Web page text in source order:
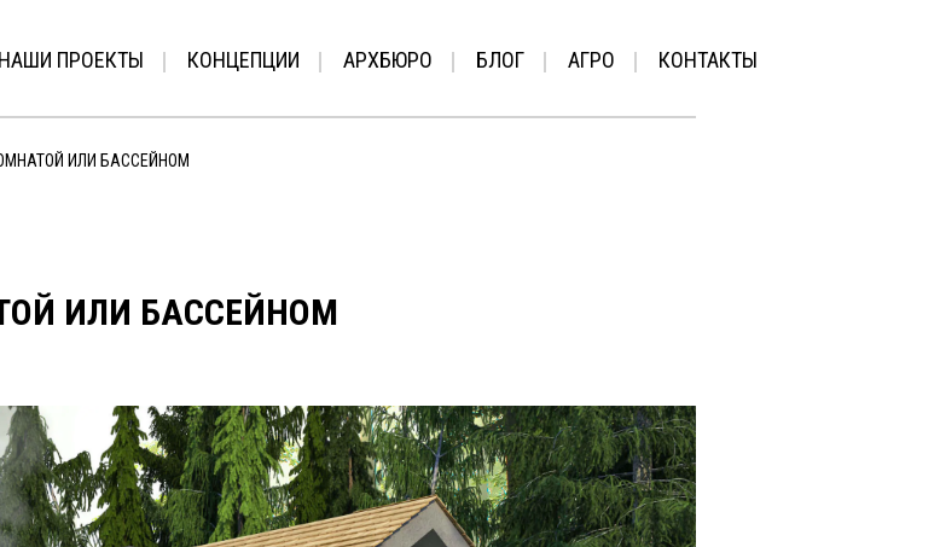
НАШИ ПРОЕКТЫ КОНЦЕПЦИИ АРХБЮРО БЛОГ АГРО КОНТАКТЫ
ИЛИ БАССЕЙНОМ
ИЛИ БАССЕЙНОМ